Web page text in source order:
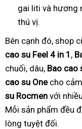
gai liti và hương
thú vị.
Bên cạnh đó, shop
cao su Feel 4 in 1 ,
chuối, dâu, Bao cao
cao su Onecho
su Rocmen với
Mỗi sản phẩm đều
lòng tuyệt đối.